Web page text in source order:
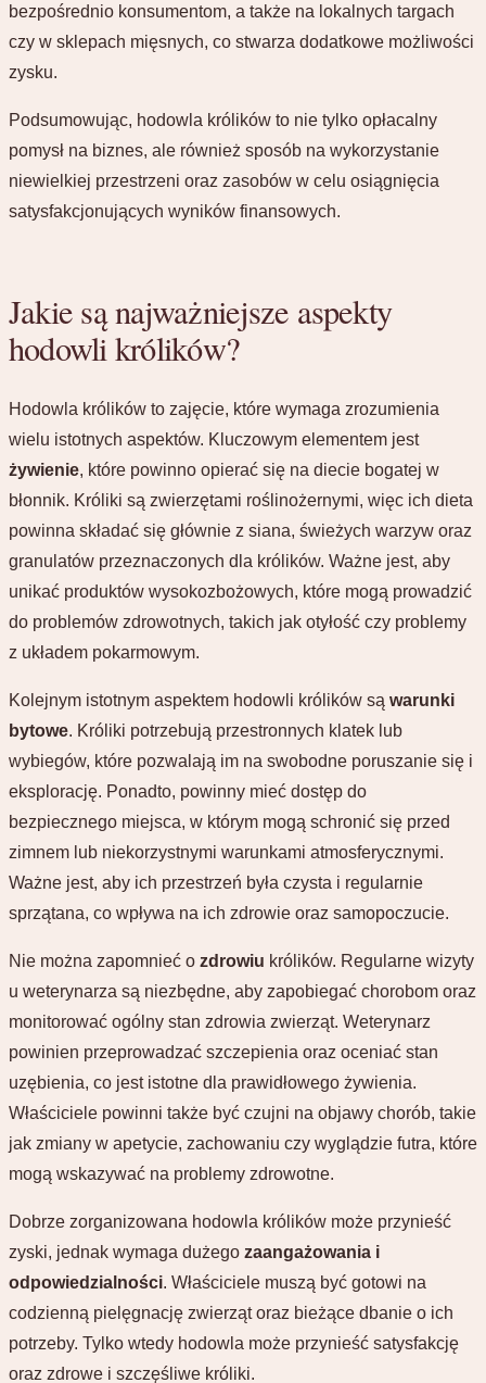
bezpośrednio konsumentom, a także na lokalnych targach
czy w sklepach mięsnych, co stwarza dodatkowe możliwości
zysku.
Podsumowując, hodowla królików to nie tylko opłacalny
pomysł na biznes, ale również sposób na wykorzystanie
niewielkiej przestrzeni oraz zasobów w celu osiągnięcia
satysfakcjonujących wyników finansowych.
Jakie są najważniejsze aspekty
hodowli królików?
Hodowla królików to zajęcie, które wymaga zrozumienia
wielu istotnych aspektów. Kluczowym elementem jest
żywienie, które powinno opierać się na diecie bogatej w
błonnik. Króliki są zwierzętami roślinożernymi, więc ich dieta
powinna składać się głównie z siana, świeżych warzyw oraz
granulatów przeznaczonych dla królików. Ważne jest, aby
unikać produktów wysokozbożowych, które mogą prowadzić
do problemów zdrowotnych, takich jak otyłość czy problemy
z układem pokarmowym.
Kolejnym istotnym aspektem hodowli królików są warunki
bytowe. Króliki potrzebują przestronnych klatek lub
wybiegów, które pozwalają im na swobodne poruszanie się i
eksplorację. Ponadto, powinny mieć dostęp do
bezpiecznego miejsca, w którym mogą schronić się przed
zimnem lub niekorzystnymi warunkami atmosferycznymi.
Ważne jest, aby ich przestrzeń była czysta i regularnie
sprzątana, co wpływa na ich zdrowie oraz samopoczucie.
Nie można zapomnieć o zdrowiu królików. Regularne wizyty
u weterynarza są niezbędne, aby zapobiegać chorobom oraz
monitorować ogólny stan zdrowia zwierząt. Weterynarz
powinien przeprowadzać szczepienia oraz oceniać stan
uzębienia, co jest istotne dla prawidłowego żywienia.
Właściciele powinni także być czujni na objawy chorób, takie
jak zmiany w apetycie, zachowaniu czy wyglądzie futra, które
mogą wskazywać na problemy zdrowotne.
Dobrze zorganizowana hodowla królików może przynieść
zyski, jednak wymaga dużego zaangażowania i
odpowiedzialności. Właściciele muszą być gotowi na
codzienną pielęgnację zwierząt oraz bieżące dbanie o ich
potrzeby. Tylko wtedy hodowla może przynieść satysfakcję
oraz zdrowe i szczęśliwe króliki.